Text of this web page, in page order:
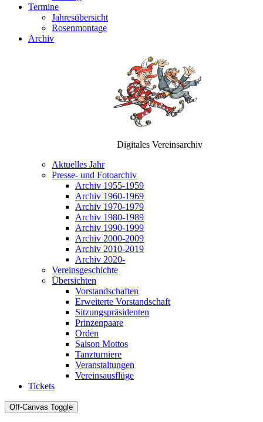
Termine
Jahresübersicht
Rosenmontage
Archiv
Digitales Vereinsarchiv
Aktuelles Jahr
Presse- und Fotoarchiv
Archiv 1955-1959
Archiv 1960-1969
Archiv 1970-1979
Archiv 1980-1989
Archiv 1990-1999
Archiv 2000-2009
Archiv 2010-2019
Archiv 2020-
Vereinsgeschichte
Übersichten
Vorstandschaften
Erweiterte Vorstandschaft
Sitzungspräsidenten
Prinzenpaare
Orden
Saison Mottos
Tanzturniere
Veranstaltungen
Vereinsausflüge
Tickets
Off-Canvas Toggle